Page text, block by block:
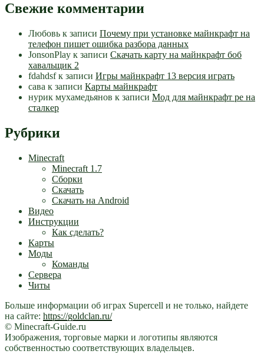
Свежие комментарии
Любовь к записи Почему при установке майнкрафт на
телефон пишет ошибка разбора данных
JonsonPlay к записи Скачать карту на майнкрафт боб
хавальщик 2
fdahdsfк записи Игры майнкрафт 13 версия играть
сава к записи Карты майнкрафт
нурик мухамедьянов к записи Мод для майнкрафт pe на
сталкер
Рубрики
Minecraft
Minecraft 1.7
Сборки
Скачать
Скачать на Android
Видео
Инструкции
Как сделать?
Карты
Моды
Команды
Сервера
Читы
Больше информации об играх Supercell и не только, найдете
на сайте: https://goldclan.ru/
© Minecraft-Guide.ru
Изображения, торговые марки и логотипы являются
собственностью соответствующих владельцев.